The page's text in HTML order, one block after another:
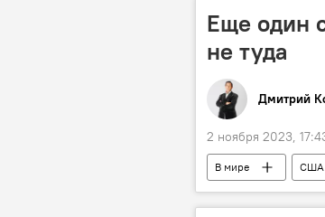
Еще один
не туда
Дмитрий
2 ноября 2023,
В мире США